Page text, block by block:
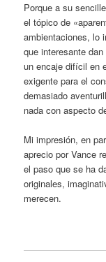
Porque a su
el tópico de
ambientaciones, lo
que interesante
un encaje difícil en
exigente para el
demasiado
nada con aspecto
Mi impresión, en
aprecio por Vance
el paso que se ha
originales,
merecen.